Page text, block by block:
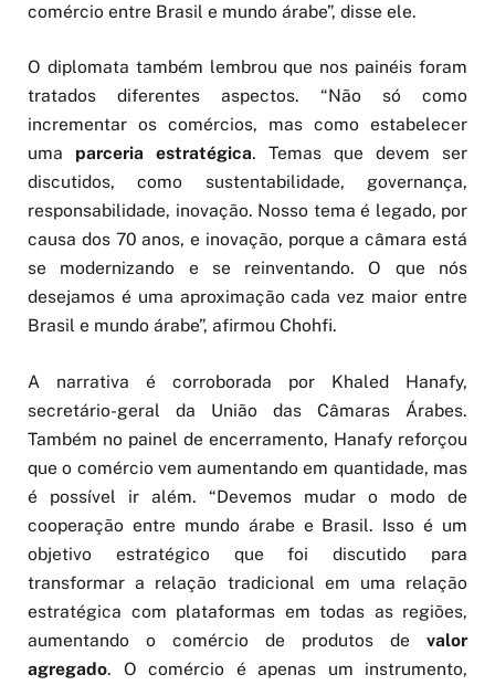
comércio entre Brasil e mundo árabe”, disse ele.
O diplomata também lembrou que nos painéis foram
tratados diferentes aspectos. “Não só como
incrementar os comércios, mas como estabelecer
uma parceria estratégica. Temas que devem ser
discutidos, como sustentabilidade, governança,
responsabilidade, inovação. Nosso tema é legado, por
causa dos 70 anos, e inovação, porque a câmara está
se modernizando e se reinventando. O que nós
desejamos é uma aproximação cada vez maior entre
Brasil e mundo árabe”, afirmou Chohfi.
A narrativa é corroborada por Khaled Hanafy,
secretário-geral da União das Câmaras Árabes.
Também no painel de encerramento, Hanafy reforçou
que o comércio vem aumentando em quantidade, mas
é possível ir além. “Devemos mudar o modo de
cooperação entre mundo árabe e Brasil. Isso é um
objetivo estratégico que foi discutido para
transformar a relação tradicional em uma relação
estratégica com plataformas em todas as regiões,
aumentando o comércio de produtos de valor
agregado. O comércio é apenas um instrumento,